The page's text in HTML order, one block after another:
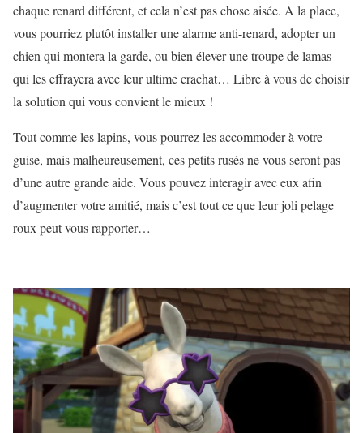
chaque renard différent, et cela n’est pas chose aisée. A la place,
vous pourriez plutôt installer une alarme anti-renard, adopter un
chien qui montera la garde, ou bien élever une troupe de lamas
qui les effrayera avec leur ultime crachat… Libre à vous de choisir
la solution qui vous convient le mieux !
Tout comme les lapins, vous pourrez les accommoder à votre
guise, mais malheureusement, ces petits rusés ne vous seront pas
d’une autre grande aide. Vous pouvez interagir avec eux afin
d’augmenter votre amitié, mais c’est tout ce que leur joli pelage
roux peut vous rapporter…